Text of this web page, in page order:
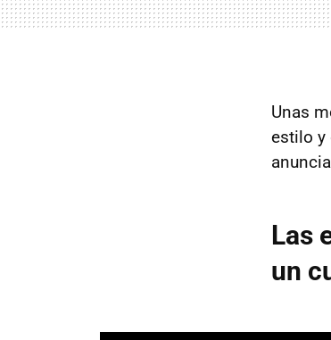
Unas
estilo y
Las
un